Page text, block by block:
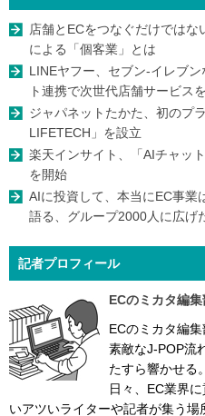
店舗とECをつなぐだけでは
による「個客業」とは
LINEヤフー、セブン-イレブ
ト連携で次世代店舗サービス
ジャパネットたかた、初のプ
LIFETECH」を設立
楽天インサイト、「AIチャッ
を開始
AIに投資して、本当にEC事
語る、グループ2000人に広げ
記者プロフィール
ECのミカタ編集
ECのミカタ編集
素敵なJ-POP流
たすら響かせる。
日々、EC業界
いアツいライターや記者が集う場